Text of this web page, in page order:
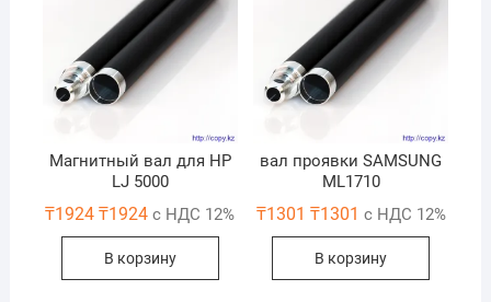
Магнитный вал для HP
LJ 5000
₸1924 ₸1924 с НДС 12%
В корзину
вал проявки SAMSUNG
ML1710
₸1301 ₸1301 с НДС 12%
В корзину